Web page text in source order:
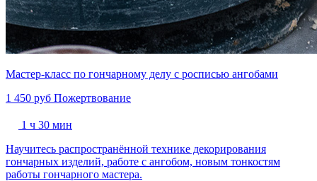
Мастер-класс по гончарному делу с росписью ангобами
1 450 руб Пожертвование
1 ч 30 мин
Научитесь распространённой технике декорирования
гончарных изделий, работе с ангобом, новым тонкостям
работы гончарного мастера.